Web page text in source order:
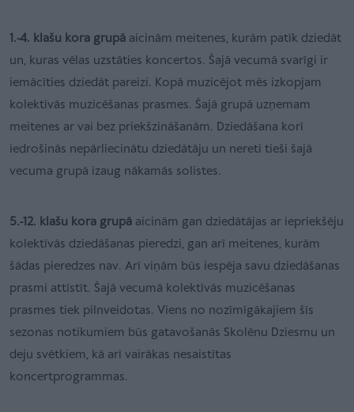
1.-4. klašu kora grupā aicinām meitenes, kurām patīk dziedāt
un, kuras vēlas uzstāties koncertos. Šajā vecumā svarīgi ir
iemācīties dziedāt pareizi. Kopā muzicējot mēs izkopjam
kolektīvās muzicēšanas prasmes. Šajā grupā uzņemam
meitenes ar vai bez priekšzināšanām. Dziedāšana korī
iedrošinās nepārliecinātu dziedātāju un nereti tieši šajā
vecuma grupā izaug nākamās solistes.
5.-12. klašu kora grupā aicinām gan dziedātājas ar iepriekšēju
kolektīvās dziedāšanas pieredzi, gan arī meitenes, kurām
šādas pieredzes nav. Arī viņām būs iespēja savu dziedāšanas
prasmi attīstīt. Šajā vecumā kolektīvās muzicēšanas
prasmes tiek pilnveidotas. Viens no nozīmīgākajiem šīs
sezonas notikumiem būs gatavošanās Skolēnu Dziesmu un
deju svētkiem, kā arī vairākas nesaistītas
koncertprogrammas.